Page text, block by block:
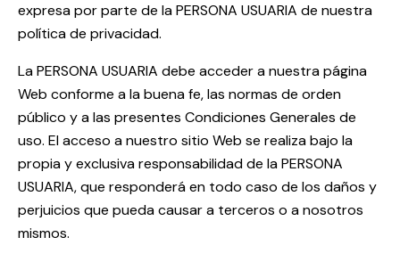
expresa por parte de la PERSONA USUARIA de nuestra
política de privacidad.
La PERSONA USUARIA debe acceder a nuestra página
Web conforme a la buena fe, las normas de orden
público y a las presentes Condiciones Generales de
uso. El acceso a nuestro sitio Web se realiza bajo la
propia y exclusiva responsabilidad de la PERSONA
USUARIA, que responderá en todo caso de los daños y
perjuicios que pueda causar a terceros o a nosotros
mismos.